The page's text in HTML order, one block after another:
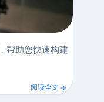
帮助您快速构建
阅读全文